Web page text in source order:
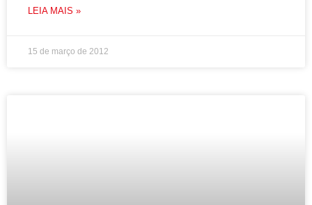
LEIA MAIS »
15 de março de 2012